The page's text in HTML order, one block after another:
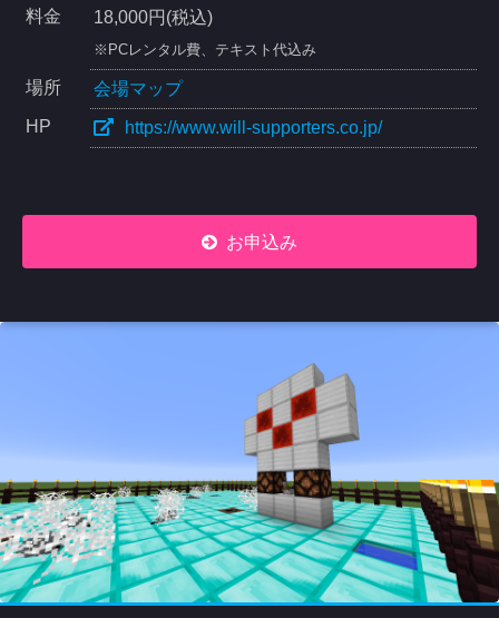
料金
18,000円(税込)
※PCレンタル費、テキスト代込み
場所
会場マップ
HP
https://www.will-supporters.co.jp/
お申込み